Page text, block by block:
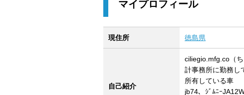
マイプロフィール
現住所 徳島県
自己紹介
ciliegio.mfg.co（
計事務所に勤務し
所有している車
jb74、ｼﾞﾑﾆｰ